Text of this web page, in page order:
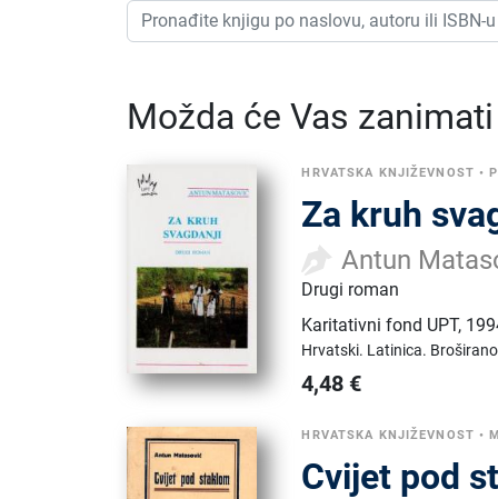
Možda će Vas
HRVATSKA KNJIŽEVNOST •
Za kruh
Antun
Drugi roman
Karitativni fond UPT,
Hrvatski. Latinica.
4,48 €
HRVATSKA KNJIŽEVNOST •
Cvijet pod